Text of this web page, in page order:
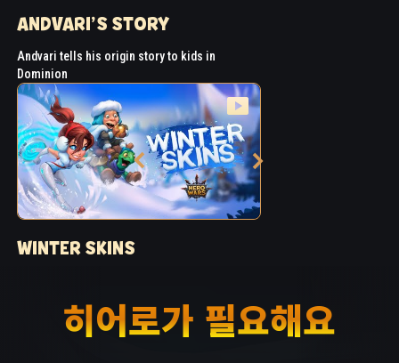
ANDVARI’S STORY
Andvari tells his origin story to kids in
Dominion
WINTER SKINS
히어로가 필요해요